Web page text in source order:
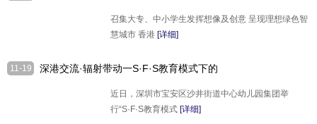
召集大专、中小学生发挥想像及创意 呈现理想绿色智
慧城市 香港 [详细]
11-19
深港交流·辐射带动一S·F·S教育模式下的
近日，深圳市宝安区沙井街道中心幼儿园集团举
行“S·F·S教育模式 [详细]